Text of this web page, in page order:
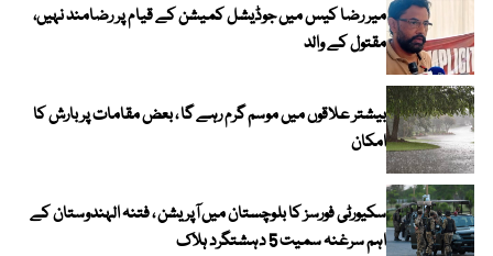
میر رضا کیس میں جوڈیشل کمیشن کے قیام پر رضامند نہیں،
مقتول کے والد
بیشتر علاقوں میں موسم گرم رہے گا ، بعض مقامات پر بارش کا
امکان
سکیورٹی فورسز کا بلوچستان میں آپریشن ، فتنہ الہندوستان کے
اہم سرغنہ سمیت 5 دہشتگرد ہلاک